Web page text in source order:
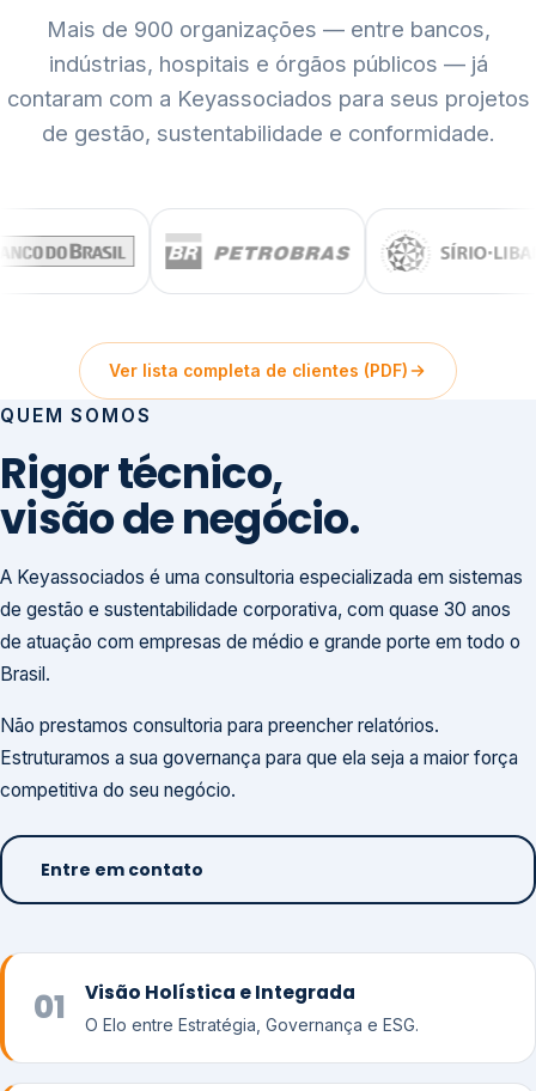
Mais de 900 organizações — entre bancos,
indústrias, hospitais e órgãos públicos — já
contaram com a Keyassociados para seus projetos
de gestão, sustentabilidade e conformidade.
Ver lista completa de clientes (PDF)
QUEM SOMOS
Rigor técnico,
visão de negócio.
A Keyassociados é uma consultoria especializada em sistemas
de gestão e sustentabilidade corporativa, com quase 30 anos
de atuação com empresas de médio e grande porte em todo o
Brasil.
Não prestamos consultoria para preencher relatórios.
Estruturamos a sua governança para que ela seja a maior força
competitiva do seu negócio.
Entre em contato
01 Visão Holística e Integrada
O Elo entre Estratégia, Governança e ESG.